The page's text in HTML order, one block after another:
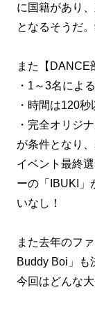
に国籍があり
となるそうだ
また【DANCE
・1～3名によ
・時間は120秒
・完全オリジ
が条件となり
イベント最終
ーの「IBUKI」
いなし！
また去年のフ
Buddy Boi」も
今回はどんな